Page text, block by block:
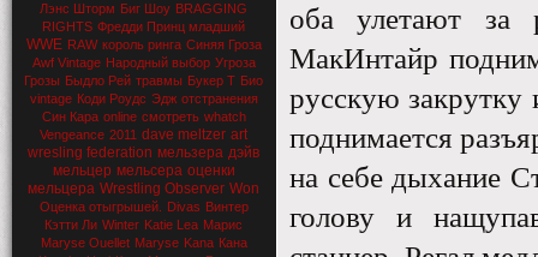
Лэнс Шторм Биг Шоу BRAGGING
RIGHTS Фредди Принц младший
WWE RAW король ринга Синяя Гроза
Awf Vintage Народный выбор Угроза
Грозы Быдло Рей травмы Букер Т Био
vintage Коди Роудс Эдж отстранения
Син Кара online смотреть whatch
Vengeance 2011 dave meltzer art
wresling federation мельзера дэйв
мельцер мельсера оценки
мельцера Wrestling Observer Won
Оценка отыгрышей. Divas Винтер
Кэтти Ли Winter Katie Lea Марис
Maryse Ouellet Maryse Kana Кана
оба улетают за
МакИнтайр
русскую закрутку
поднимается
на себе дыхание
голову и